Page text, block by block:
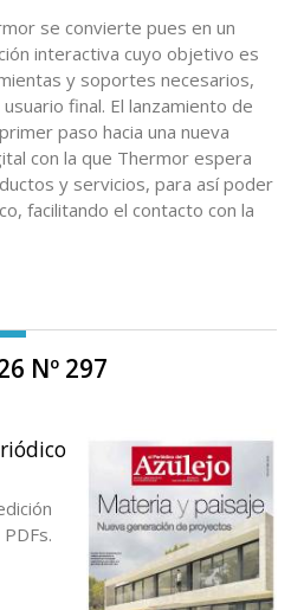
se convierte pues en un
interactiva cuyo objetivo es
y soportes necesarios,
final. El lanzamiento de
paso hacia una nueva
con la que Thermor espera
y servicios, para así poder
facilitando el contacto con la
Nº 297